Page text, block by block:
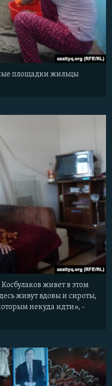
площадки жильцы
живет в этом
живут вдовы и сироты,
некуда идти», -